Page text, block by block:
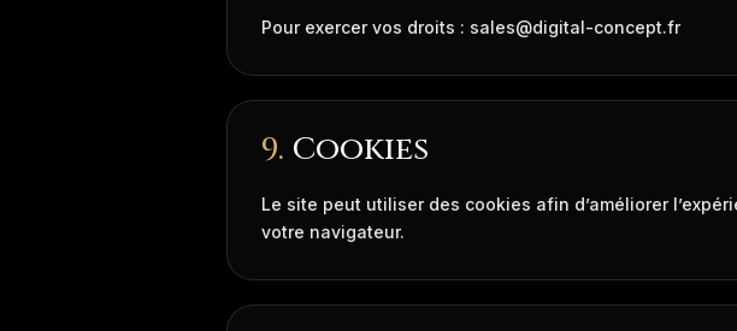
Pour exercer vos droits : sales@digital-concept.fr
9. Cookies
Le site peut utiliser des cookies afin d’améliorer
votre navigateur.